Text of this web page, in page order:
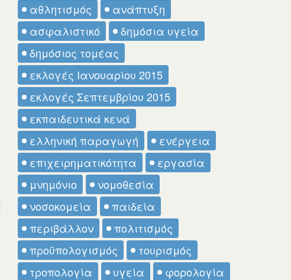
αθλητισμός
ανάπτυξη
ασφαλιστικό
δημόσια υγεία
δημόσιος τομέας
εκλογές Ιανουαρίου 2015
εκλογές Σεπτεμβρίου 2015
εκπαιδευτικά κενά
ελληνική παραγωγή
ενέργεια
επιχειρηματικότητα
εργασία
μνημόνιο
νομοθεσία
νοσοκομεία
παιδεία
περιβάλλον
πολιτισμός
προϋπολογισμός
τουρισμός
τροπολογία
υγεία φορολογία